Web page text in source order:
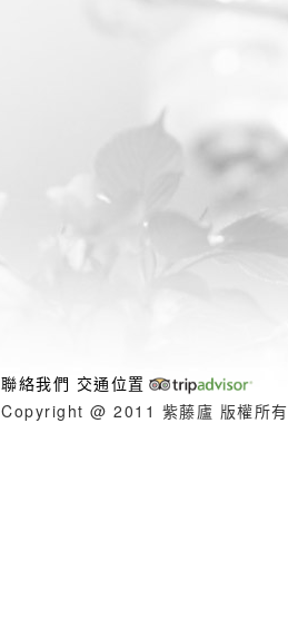
聯絡我們 交通位置
Copyright @ 2011 紫藤廬 版權所有